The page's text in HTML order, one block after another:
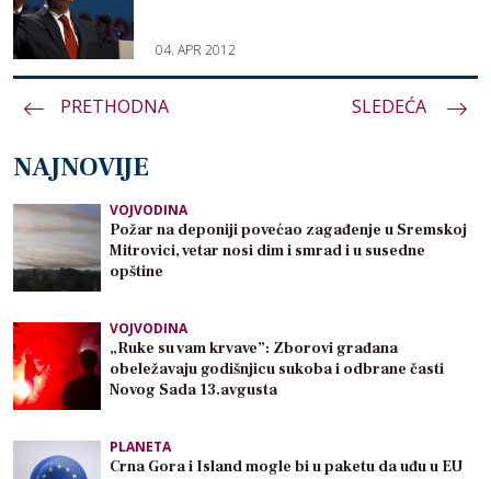
04. APR 2012
Paginacija
PRETHODNA SLEDEĆA
NAJNOVIJE
VOJVODINA
Požar na deponiji povećao zagađenje u Sremskoj
Mitrovici, vetar nosi dim i smrad i u susedne
opštine
VOJVODINA
„Ruke su vam krvave”: Zborovi građana
obeležavaju godišnjicu sukoba i odbrane časti
Novog Sada 13.avgusta
PLANETA
Crna Gora i Island mogle bi u paketu da uđu u EU